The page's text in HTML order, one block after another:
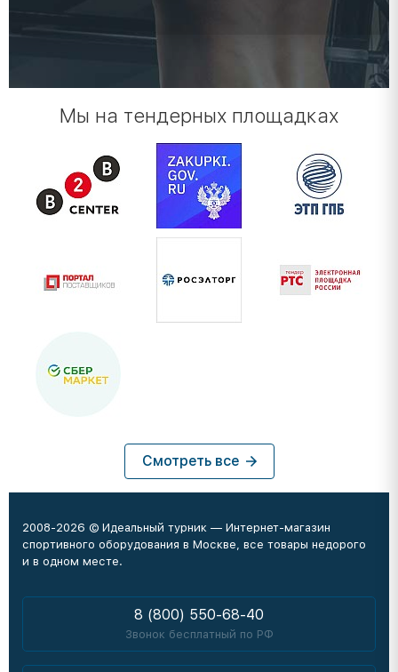
Мы на тендерных площадках
Смотреть все
2008-2026 © Идеальный турник — Интернет-магазин
спортивного оборудования в Москве, все товары недорого
и в одном месте.
8 (800) 550-68-40
Звонок бесплатный по РФ